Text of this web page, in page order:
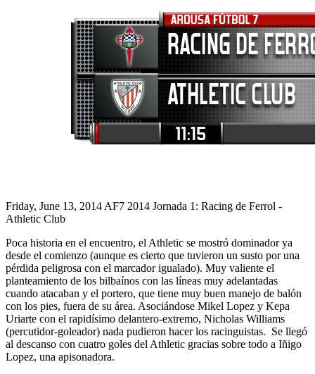
Friday, June 13, 2014 AF7 2014 Jornada 1: Racing de Ferrol -
Athletic Club
Poca historia en el encuentro, el Athletic se mostró dominador ya
desde el comienzo (aunque es cierto que tuvieron un susto por una
pérdida peligrosa con el marcador igualado). Muy valiente el
planteamiento de los bilbaínos con las líneas muy adelantadas
cuando atacaban y el portero, que tiene muy buen manejo de balón
con los pies, fuera de su área. Asociándose Mikel Lopez y Kepa
Uriarte con el rapidísimo delantero-extremo, Nicholas Williams
(percutidor-goleador) nada pudieron hacer los racinguistas. Se llegó
al descanso con cuatro goles del Athletic gracias sobre todo a Iñigo
Lopez, una apisonadora.